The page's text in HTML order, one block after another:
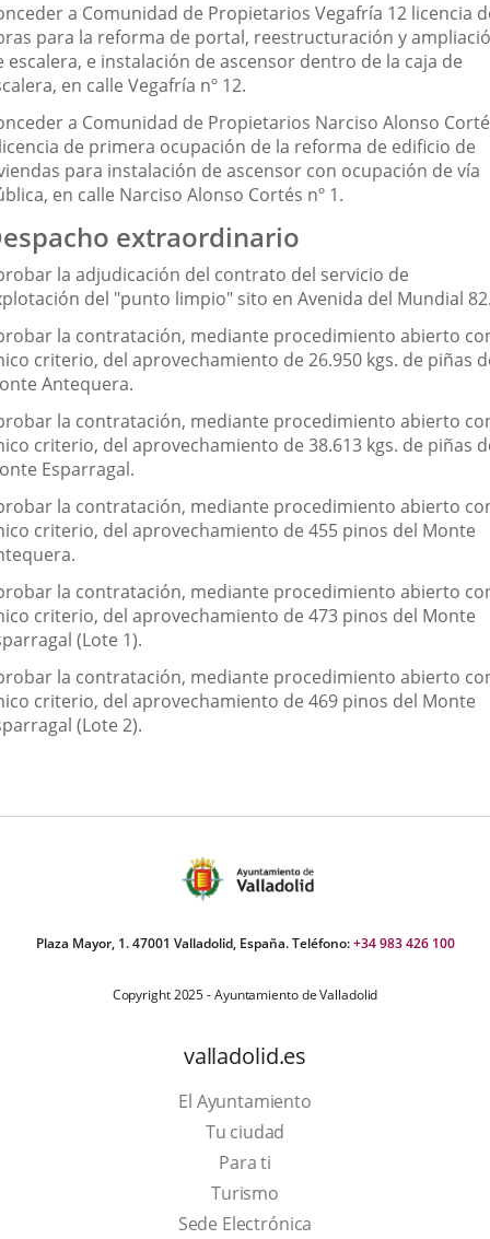
a Comunidad de Propietarios Vegafría 12 licencia
para la reforma de portal, reestructuración y
escalera, e instalación de ascensor dentro de la caja de
en calle Vegafría nº 12.
a Comunidad de Propietarios Narciso Alonso
de primera ocupación de la reforma de edificio de
para instalación de ascensor con ocupación de vía
en calle Narciso Alonso Cortés nº 1.
extraordinario
la adjudicación del contrato del servicio de
del "punto limpio" sito en Avenida del Mundial
la contratación, mediante procedimiento abierto
criterio, del aprovechamiento de 26.950 kgs. de piñas
Antequera.
la contratación, mediante procedimiento abierto
criterio, del aprovechamiento de 38.613 kgs. de piñas
Esparragal.
la contratación, mediante procedimiento abierto
criterio, del aprovechamiento de 455 pinos del Monte
la contratación, mediante procedimiento abierto
criterio, del aprovechamiento de 473 pinos del Monte
(Lote 1).
la contratación, mediante procedimiento abierto
criterio, del aprovechamiento de 469 pinos del Monte
(Lote 2).
Plaza Mayor, 1. 47001 Valladolid, España. Teléfono:+34 983 426 100
Copyright 2025 - Ayuntamiento de Valladolid
valladolid.es
El Ayuntamiento
Tu ciudad
Para ti
TurismoThis
link
Sede Electrónica